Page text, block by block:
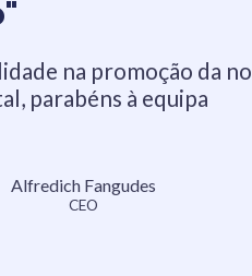
na promoção da
parabéns à equipa
Alfredich Fangudes
CEO